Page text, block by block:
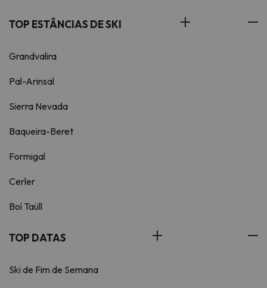
TOP ESTÂNCIAS DE SKI
Grandvalira
Pal-Arinsal
Sierra Nevada
Baqueira-Beret
Formigal
Cerler
Boí Taüll
TOP DATAS
Ski de Fim de Semana